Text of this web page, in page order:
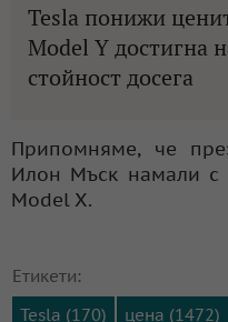
Tesla понижи
Model Y достигна
стойност досега
Припомняме, че
Илон Мъск намали с
Model X.
Етикети:
Tesla (170)
цена (1472)